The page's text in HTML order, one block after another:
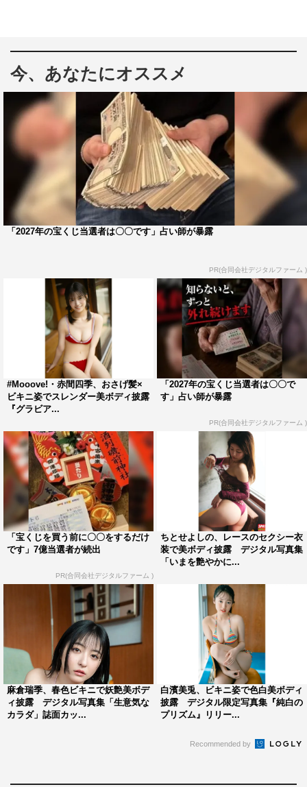
今、あなたにオススメ
「2027年の宝くじ当選者は〇〇です」占い師が暴露
PR(合同会社デジタルファーム )
#Mooove!・赤間四季、おさげ髪×
ビキニ姿でスレンダー美ボディ披露
『グラビア...
「2027年の宝くじ当選者は〇〇で
す」占い師が暴露
PR(合同会社デジタルファーム )
「宝くじを買う前に〇〇をするだけ
です」7億当選者が続出
PR(合同会社デジタルファーム )
ちとせよしの、レースのセクシー衣
装で美ボディ披露 デジタル写真集
「いまを艶やかに...
麻倉瑞季、春色ビキニで妖艶美ボデ
ィ披露 デジタル写真集「生意気な
カラダ」誌面カッ...
白濱美兎、ビキニ姿で色白美ボディ
披露 デジタル限定写真集『純白の
プリズム』リリー...
Recommended by